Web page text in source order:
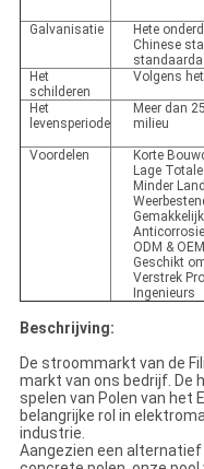
Galvanisatie
Hete
Chinese
Het
schilderen
Volgens
Het
levensperiode
Meer dan
milieu
Voordelen
Korte
Lage
Minder
ODM &
Geschikt
Verstrek
Ingenieurs
Beschrijving:
De stroommarkt van de
markt van ons bedrijf. De
spelen van Polen van het
belangrijke rol in
industrie.
Aangezien een